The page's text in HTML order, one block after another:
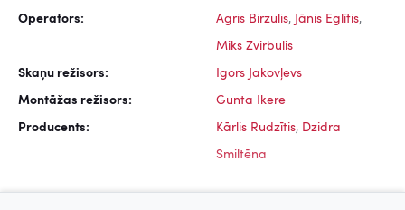
Operators: Agris Birzulis, Jānis Eglītis,
Miks Zvirbulis
Skaņu režisors: Igors Jakovļevs
Montāžas režisors: Gunta Ikere
Producents: Kārlis Rudzītis, Dzidra
Smiltēna